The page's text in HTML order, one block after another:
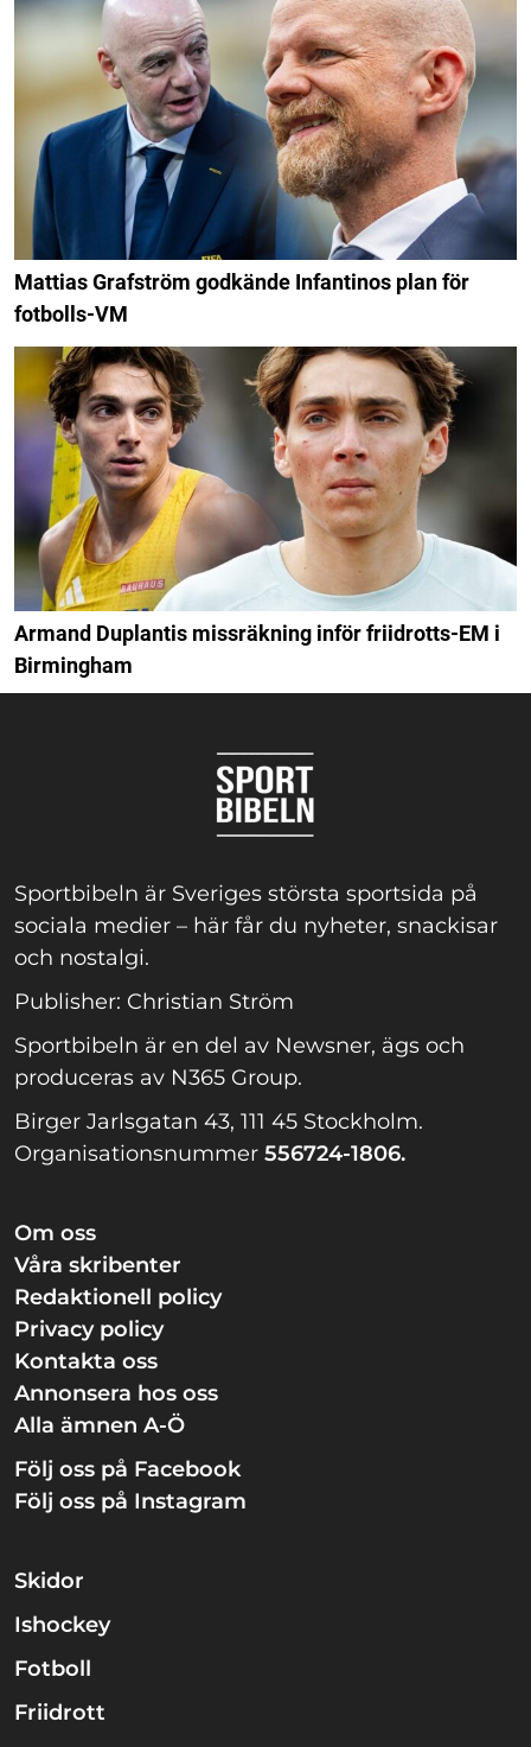
Mattias Grafström godkände Infantinos plan för
fotbolls-VM
Armand Duplantis missräkning inför friidrotts-EM i
Birmingham
Sportbibeln är Sveriges största sportsida på
sociala medier – här får du nyheter, snackisar
och nostalgi.
Publisher: Christian Ström
Sportbibeln är en del av Newsner, ägs och
produceras av N365 Group.
Birger Jarlsgatan 43, 111 45 Stockholm.
Organisationsnummer 556724-1806.
Om oss
Våra skribenter
Redaktionell policy
Privacy policy
Kontakta oss
Annonsera hos oss
Alla ämnen A-Ö
Följ oss på Facebook
Följ oss på Instagram
Skidor
Ishockey
Fotboll
Friidrott